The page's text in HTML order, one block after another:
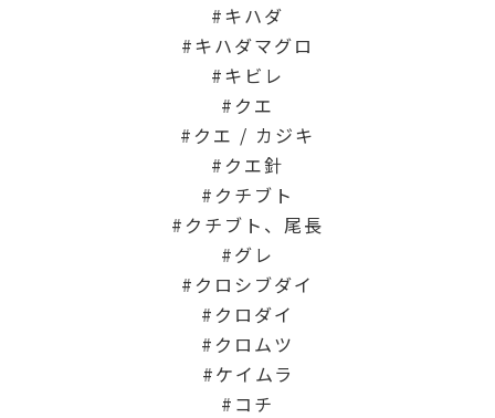
キハダ
キハダマグロ
キビレ
クエ
クエ / カジキ
クエ針
クチブト
クチブト、尾長
グレ
クロシブダイ
クロダイ
クロムツ
ケイムラ
コチ